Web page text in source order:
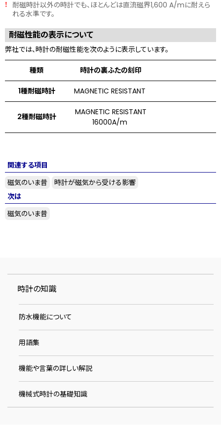
!
耐磁時計以外の時計でも、ほとんどは直流磁界1,600 A/mに耐えら
れる水準です。
耐磁性能の表示について
弊社では、時計の耐磁性能を次のように表示しています。
種類 時計の裏ふたの刻印
1種耐磁時計 MAGNETIC RESISTANT
2種耐磁時計
MAGNETIC RESISTANT
16000A/m
関連する項目
磁気のいま昔
時計が磁気から受ける影響
次は
磁気のいま昔
時計の知識
防水機能について
用語集
機能や言葉の詳しい解説
機械式時計の基礎知識